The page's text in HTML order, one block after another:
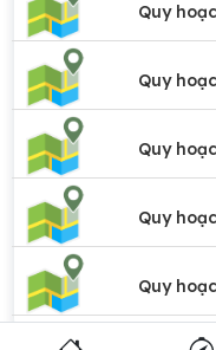
Quy
Quy
Quy
Quy
Quy